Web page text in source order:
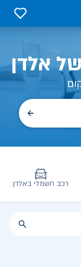
0
אלדן
רכב חשמלי באלדן